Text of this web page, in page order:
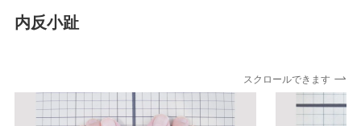
内反小趾
スクロールできます